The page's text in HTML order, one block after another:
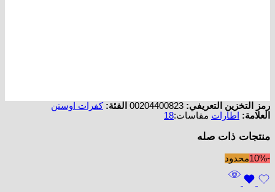
رمز التخزين التعريفي: 00204400823 الفئة: كفرات اوستن
العلامة: اطارات مقاسات:18
منتجات ذات صله
-10% محدود